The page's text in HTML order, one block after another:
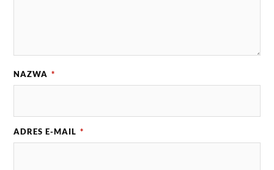
NAZWA *
ADRES E-MAIL *